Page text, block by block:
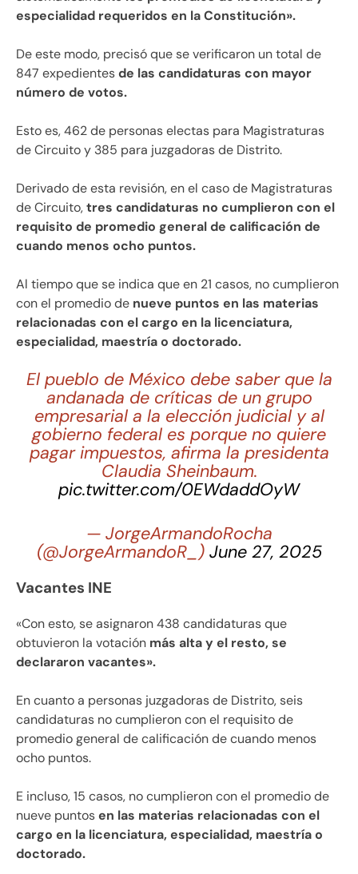
especialidad requeridos en la Constitución».
De este modo, precisó que se verificaron un total de
847 expedientesde las candidaturas con mayor
número de votos.
Esto es, 462 de personas electas para Magistraturas
de Circuito y 385 para juzgadoras de Distrito.
Derivado de esta revisión, en el caso de Magistraturas
de Circuito,tres candidaturas no cumplieron con el
requisito de promedio general de calificación de
cuando menos ocho puntos.
Al tiempo que se indica que en 21 casos, no cumplieron
con el promedio de nueve puntos en las materias
relacionadas con el cargo en la licenciatura,
especialidad, maestría o doctorado.
El pueblo de México debe saber que la
andanada de críticas de un grupo
empresarial a la elección judicial y al
gobierno federal es porque no quiere
pagar impuestos, afirma la presidenta
Claudia Sheinbaum.
pic.twitter.com/0EWdaddOyW
— JorgeArmandoRocha
(@JorgeArmandoR_) June 27, 2025
Vacantes INE
«Con esto, se asignaron 438 candidaturas que
obtuvieron la votación más alta y el resto, se
declararon vacantes».
En cuanto a personas juzgadoras de Distrito, seis
candidaturas no cumplieron con el requisito de
promedio general de calificación de cuando menos
ocho puntos.
E incluso, 15 casos, no cumplieron con el promedio de
nueve puntosen las materias relacionadas con el
cargo en la licenciatura, especialidad, maestría o
doctorado.